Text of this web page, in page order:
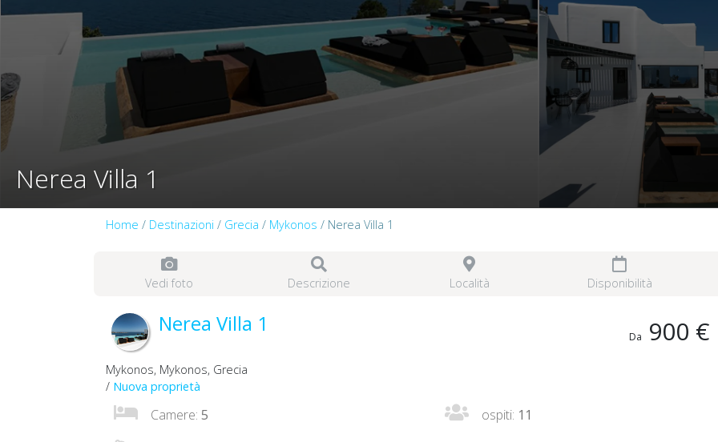
Nerea Villa 1
Home / Destinazioni / Grecia / Mykonos / Nerea Villa 1
Vedi foto Descrizione Località Disponibilità
Nerea Villa 1
Da 900 €
Mykonos, Mykonos, Grecia
/ Nuova proprietà
Camere: 5 ospiti: 11